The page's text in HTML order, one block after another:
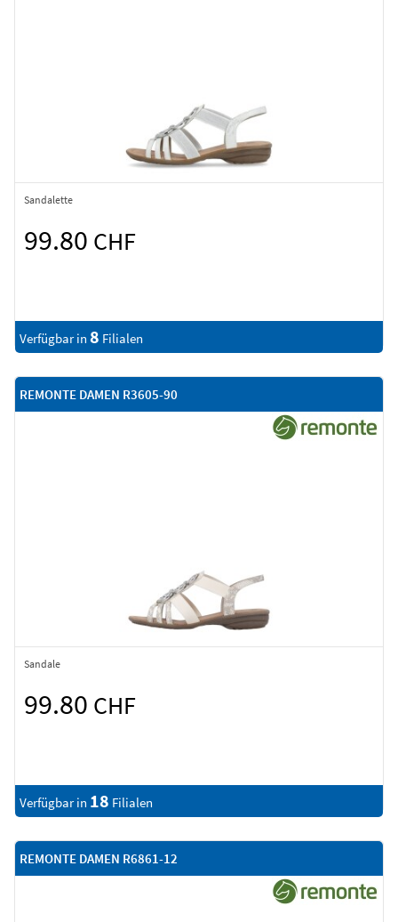
Sandalette
99.80 CHF
Verfügbar in 8 Filialen
REMONTE DAMEN R3605-90
Sandale
99.80 CHF
Verfügbar in 18 Filialen
REMONTE DAMEN R6861-12